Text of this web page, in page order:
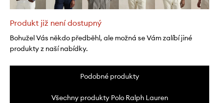
Produkt již není dostupný
Bohužel Vás někdo předběhl, ale možná se Vám zalíbí jiné
produkty z naší nabídky.
Podobné produkty
Všechny produkty Polo Ralph Lauren